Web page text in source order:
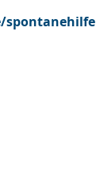
spontanehilfe